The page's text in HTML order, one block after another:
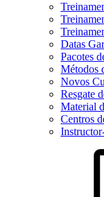
Datas
Pacotes
Métodos
Novos
Resgate
Material
Centros